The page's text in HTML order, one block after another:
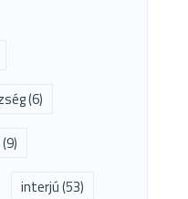
(6)
(9)
interjú(53)